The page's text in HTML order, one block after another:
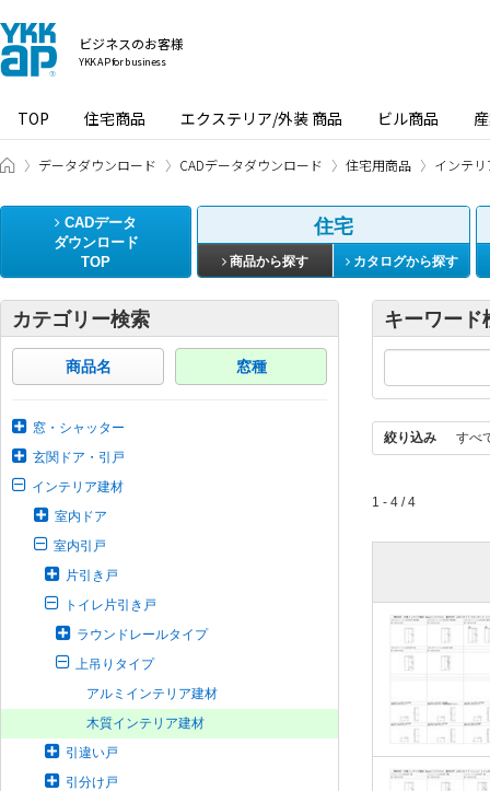
ビジネスのお客様
YKK AP for business
TOP 住宅商品 エクステリア/外装 商品 ビル商品
ビジネスのお客様 HOME
データダウンロード CADデータダウンロード 住宅用商品 インテ
CADデータ
ダウンロード
TOP
住宅
商品から探す カタログから探す
カテゴリー検索
商品名 窓種
窓・シャッター
玄関ドア・引戸
インテリア建材
室内ドア
室内引戸
片引き戸
トイレ片引き戸
ラウンドレールタイプ
上吊りタイプ
アルミインテリア建材
木質インテリア建材
引違い戸
引分け戸
キーワード
絞り込み すべ
1 - 4 / 4